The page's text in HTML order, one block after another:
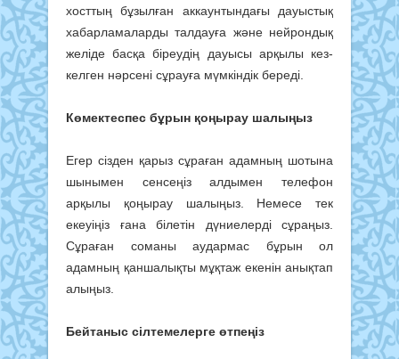
хосттың бұзылған аккаунтындағы дауыстық
хабарламаларды талдауға және нейрондық
желіде басқа біреудің дауысы арқылы кез-
келген нәрсені сұрауға мүмкіндік береді.
Көмектеспес бұрын қоңырау шалыңыз
Егер сізден қарыз сұраған адамның шотына
шынымен сенсеңіз алдымен телефон
арқылы қоңырау шалыңыз. Немесе тек
екеуіңіз ғана білетін дүниелерді сұраңыз.
Сұраған соманы аудармас бұрын ол
адамның қаншалықты мұқтаж екенін анықтап
алыңыз.
Бейтаныс сілтемелерге өтпеңіз